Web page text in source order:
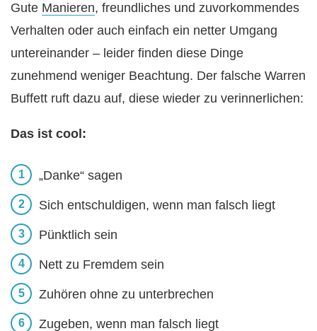
Gute Manieren, freundliches und zuvorkommendes
Verhalten oder auch einfach ein netter Umgang
untereinander – leider finden diese Dinge
zunehmend weniger Beachtung. Der falsche Warren
Buffett ruft dazu auf, diese wieder zu verinnerlichen:
Das ist cool:
„Danke“ sagen
Sich entschuldigen, wenn man falsch liegt
Pünktlich sein
Nett zu Fremdem sein
Zuhören ohne zu unterbrechen
Zugeben, wenn man falsch liegt